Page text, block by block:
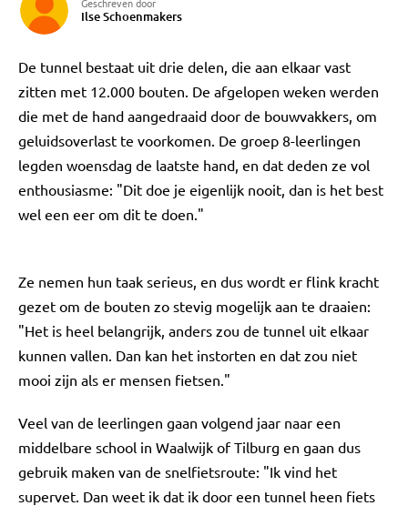
Ilse Schoenmakers
De tunnel bestaat uit drie delen, die aan elkaar vast
zitten met 12.000 bouten. De afgelopen weken werden
die met de hand aangedraaid door de bouwvakkers, om
geluidsoverlast te voorkomen. De groep 8-leerlingen
legden woensdag de laatste hand, en dat deden ze vol
enthousiasme: "Dit doe je eigenlijk nooit, dan is het best
wel een eer om dit te doen."
Ze nemen hun taak serieus, en dus wordt er flink kracht
gezet om de bouten zo stevig mogelijk aan te draaien:
"Het is heel belangrijk, anders zou de tunnel uit elkaar
kunnen vallen. Dan kan het instorten en dat zou niet
mooi zijn als er mensen fietsen."
Veel van de leerlingen gaan volgend jaar naar een
middelbare school in Waalwijk of Tilburg en gaan dus
gebruik maken van de snelfietsroute: "Ik vind het
supervet. Dan weet ik dat ik door een tunnel heen fiets